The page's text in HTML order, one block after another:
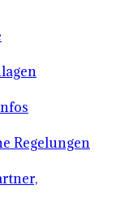
Regelungen